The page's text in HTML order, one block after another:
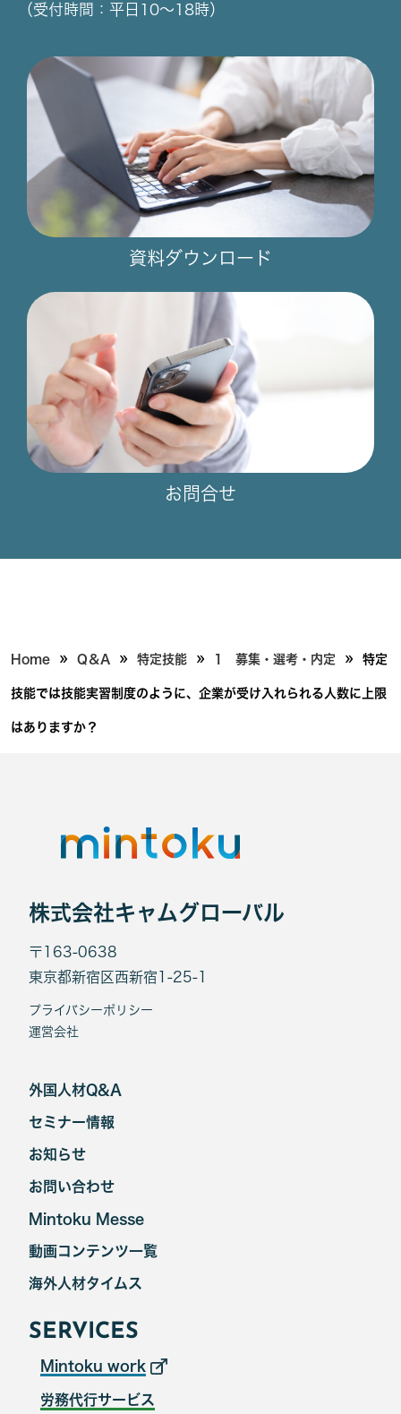
（受付時間：平日10～18時）
資料ダウンロード
お問合せ
Home » Q＆A » 特定技能 » 1 募集・選考・内定 » 特定
技能では技能実習制度のように、企業が受け入れられる人数に上限
はありますか？
株式会社キャムグローバル
〒163-0638
東京都新宿区西新宿1-25-1
プライバシーポリシー
運営会社
外国人材Q&A
セミナー情報
お知らせ
お問い合わせ
Mintoku Messe
海外人材タイムス
動画コンテンツ一覧
SERVICES
Mintoku work
労務代行サービス